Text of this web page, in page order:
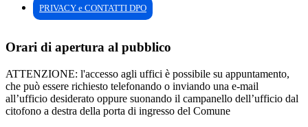
PRIVACY e CONTATTI DPO
Orari di apertura al pubblico
ATTENZIONE: l'accesso agli uffici è possibile su appuntamento,
che può essere richiesto telefonando o inviando una e-mail
all’ufficio desiderato oppure suonando il campanello dell’ufficio dal
citofono a destra della porta di ingresso del Comune